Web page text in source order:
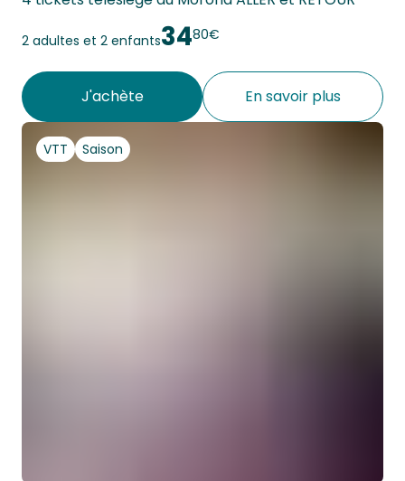
2 adultes et 2 enfants3480€
J'achète En savoir plus
VTT Saison